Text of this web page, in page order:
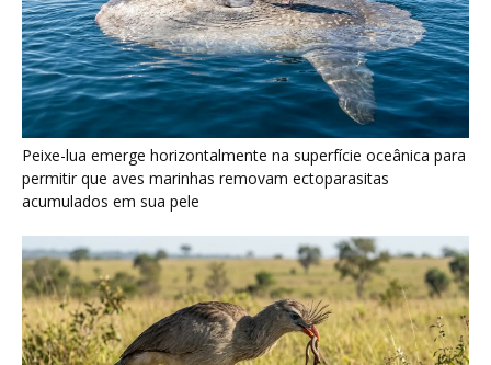
Seriema utiliza pernas longas e arremessa serpentes contra
rochas para subjugar presas peçonhentas nos campos